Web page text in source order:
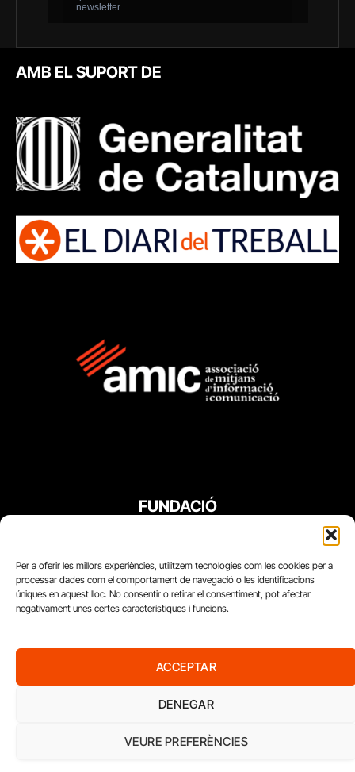
Per a oferir les millors experiències, utilitzem tecnologies com les cookies per a
processar dades com el comportament de navegació o les identificacions
úniques en aquest lloc. No consentir o retirar el consentiment, pot afectar
negativament unes certes característiques i funcions.
ACCEPTAR
DENEGAR
VEURE PREFERÈNCIES
AMB EL SUPORT DE
FUNDACIÓ